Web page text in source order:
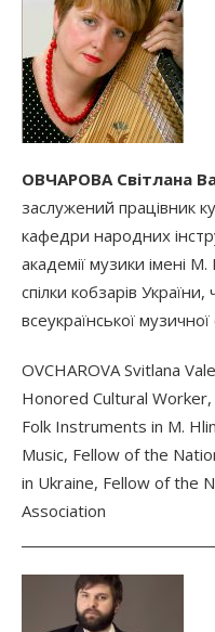
ОВЧАРОВА Світлана
заслужений працівник
кафедри народних
академії музики імені
спілки кобзарів
всеукраїнської музичної
OVCHAROVA Svitlana
Honored Cultural
Folk Instruments in M.
Music, Fellow of the
in Ukraine, Fellow of the
Association